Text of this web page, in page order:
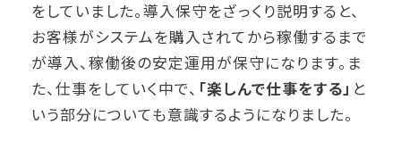
をしていました。導入保守をざっくり説明すると、
お客様がシステムを購入されてから稼働するまで
が導入、稼働後の安定運用が保守になります。ま
た、仕事をしていく中で、 「楽しんで仕事をする」 と
いう部分についても意識するようになりました。